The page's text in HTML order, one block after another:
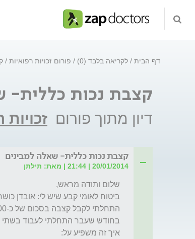
דף הבית לקריאה בלבד (0) פורום זכויות רפואיות
קצבת נכות כללית-
דיון מתוך פורום זכויות
קצבת נכות כללית- שאלה למבינים
20/01/2014 | 21:44 | מאת: תילתן